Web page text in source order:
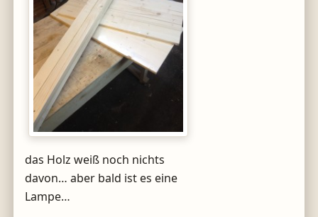
das Holz weiß noch nichts
davon… aber bald ist es eine
Lampe…